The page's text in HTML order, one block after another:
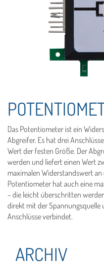
Das Potentiometer ist ein
Abgreifer. Es hat drei
Wert der festen Größe. Der
werden und liefert einen Wert
maximalen Widerstandswert
Potentiometer hat auch eine
– die leicht überschritten
direkt mit der Spannungsquelle
Anschlüsse verbindet.
ARCHIV